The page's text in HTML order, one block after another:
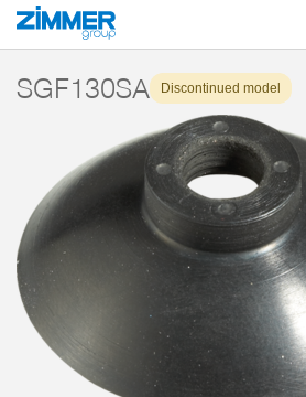
시작 제품
SGF130SA Discontinued model